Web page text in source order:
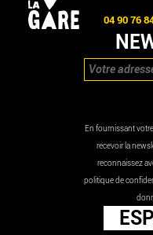
04 90 76
En fournissant
recevoir la
reconnaissez
politique de